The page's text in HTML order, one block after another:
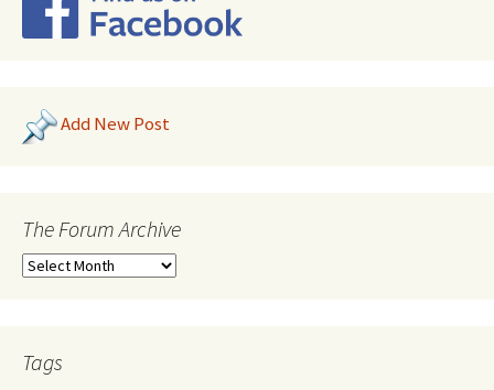
Add New Post
The Forum Archive
Tags